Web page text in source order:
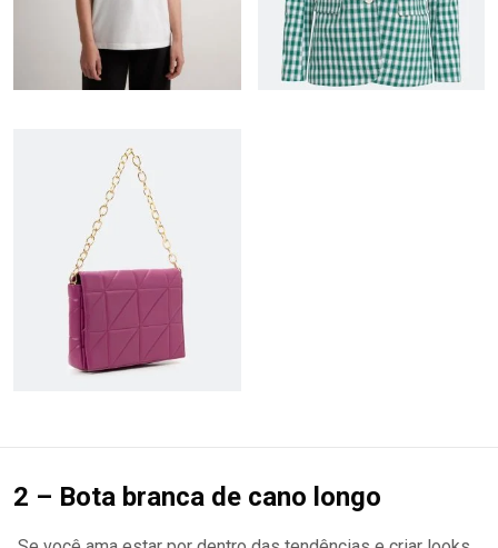
2 – Bota branca de cano longo